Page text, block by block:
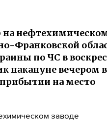
на
Франковской
по ЧС в
накануне вечером в
на место
заводе